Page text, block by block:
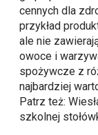
cennych dla
przykład
ale nie
owoce i
spożywcze z
najbardziej
Patrz też:
szkolnej